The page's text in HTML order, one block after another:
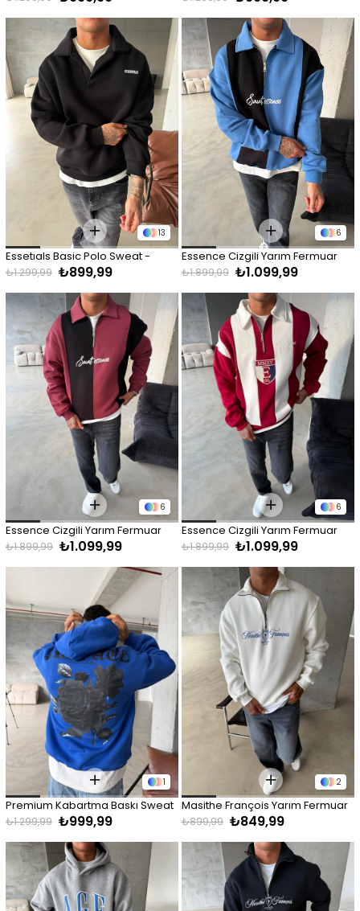
13
Essetıals Basic Polo Sweat -
Siyah
₺899,99
₺1.299,99
6
Essence Cizgili Yarım Fermuar
Sweat -Mavi₺1.099,99
₺1.899,99
6
Essence Cizgili Yarım Fermuar
Sweat - Bordo₺1.099,99
₺1.899,99
6
Essence Cizgili Yarım Fermuar
Sweat - Kırmızı₺1.099,99
₺1.899,99
1
Premium Kabartma Baskı Sweat
- Mavi
₺999,99
₺1.299,99
2
Masithe François Yarım Fermuar
Zip - Beyaz₺849,99
₺899,99